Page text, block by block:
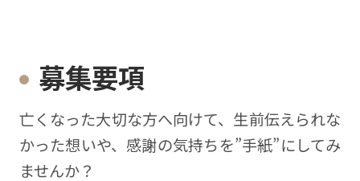
募集要項
亡くなった⼤切な⽅へ向けて、⽣前伝えられな
かった想いや、感謝の気持ちを”⼿紙”にしてみ
ませんか？